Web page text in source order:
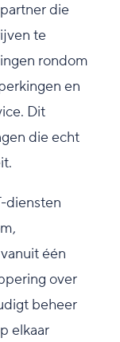
die
te
rondom
en
Dit
die echt
diensten
één
over
beheer
elkaar